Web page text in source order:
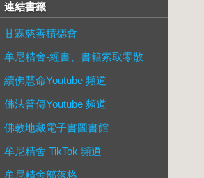
連結書籤
甘霖慈善積德會
牟尼精舍-經書、書籍索取零散
續佛慧命Youtube 頻道
佛法普傳Youtube 頻道
佛教地藏電子書圖書館
牟尼精舍 TikTok 頻道
牟尼精舍部落格